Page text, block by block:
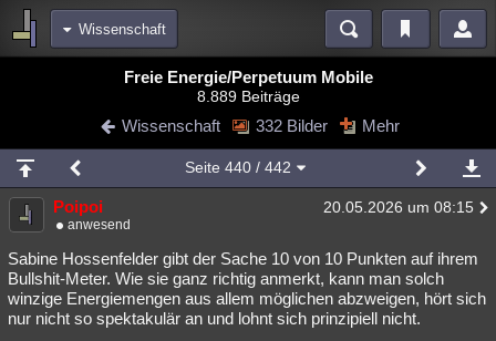
Wissenschaft
Blogs Videos
Chat Wiki Neuigkeiten
meine Rubriken
Menschen Mystery Kriminalfälle
Spiritualität Verschwörungen Technologie Ufologie
Natur Umfragen Unterhaltung
weitere Rubriken
Freie Energie/Perpetuum Mobile
8.889 Beiträge
Wissenschaft 332 Bilder Mehr
Seite 440/ 442
Poipoi 20.05.2026 um 08:15
anwesend
Sabine Hossenfelder gibt der Sache 10 von 10 Punkten auf ihrem
Bullshit-Meter. Wie sie ganz richtig anmerkt, kann man solch
winzige Energiemengen aus allem möglichen abzweigen, hört sich
nur nicht so spektakulär an und lohnt sich prinzipiell nicht.